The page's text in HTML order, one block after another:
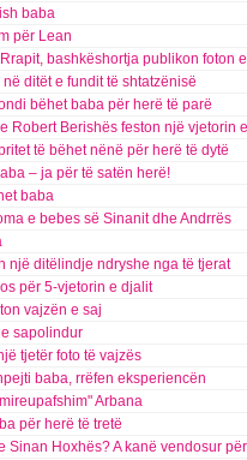
baba
për Lean
bashkëshortja publikon foton
ditët e fundit të shtatzënisë
bëhet baba për herë të parë
Robert Berishës feston një vjetorin
të bëhet nënë për herë të dytë
– ja për të satën herë!
baba
e bebes së Sinanit dhe Andrrës
një ditëlindje ndryshe nga të tjerat
për 5-vjetorin e djalit
vajzën e saj
sapolindur
tjetër foto të vajzës
baba, rrëfen eksperiencën
Arbana
për herë të tretë
Sinan Hoxhës? A kanë vendosur